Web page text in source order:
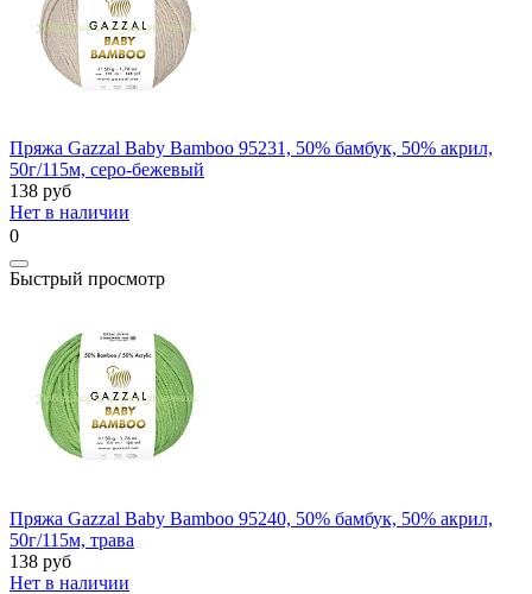
Пряжа Gazzal Baby Bamboo 95231, 50% бамбук, 50% акрил,
50г/115м, серо-бежевый
138 руб
Нет в наличии
0
Быстрый просмотр
Пряжа Gazzal Baby Bamboo 95240, 50% бамбук, 50% акрил,
50г/115м, трава
138 руб
Нет в наличии